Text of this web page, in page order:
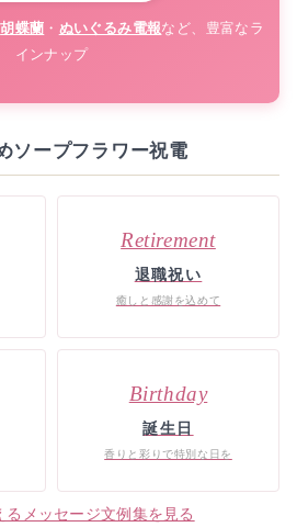
胡蝶蘭 ・ ぬいぐるみ電報など、豊富なラ
インナップ
ソープフラワー祝電
Retirement
退職祝い
癒しと感謝を込めて
Birthday
誕生日
香りと彩りで特別な日を
メッセージ文例集を見る